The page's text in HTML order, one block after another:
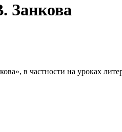
Занкова
в частности на уроках